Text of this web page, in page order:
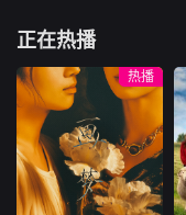
始慌张，计划逃
一般，指责对方的
背叛，同时谁也无
法忘记那些美好的
时光。
恋展览，真的能带
她走出失恋吗？
泰勒·科尔
天真而可敬的
货仓工人Mitch业
余时是个赛车手，
他一直的梦想是参
加职业比赛。当富
翁FrankChase以
高薪来诱惑他当私
正在热播
热播